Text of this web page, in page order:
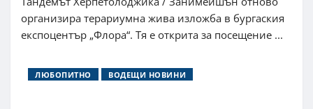
организира терариумна жива изложба в бургаския
експоцентър „Флора“. Тя е открита за посещение ...
ЛЮБОПИТНО ВОДЕЩИ НОВИНИ